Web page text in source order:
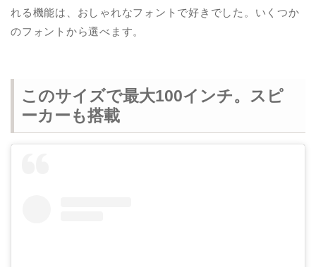
れる機能は、おしゃれなフォントで好きでした。いくつか
のフォントから選べます。
このサイズで最大100インチ。スピ
ーカーも搭載